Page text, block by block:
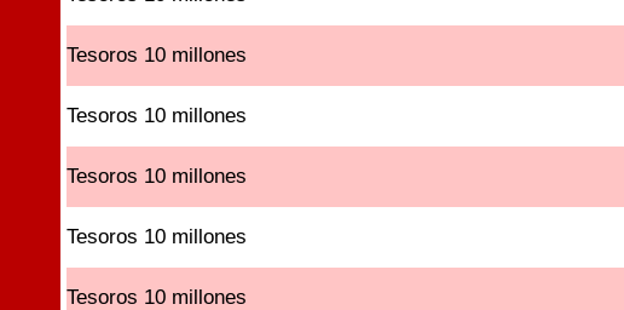
Tesoros 10 millones
Tesoros 10 millones
Tesoros 10 millones
Tesoros 10 millones
Tesoros 10 millones